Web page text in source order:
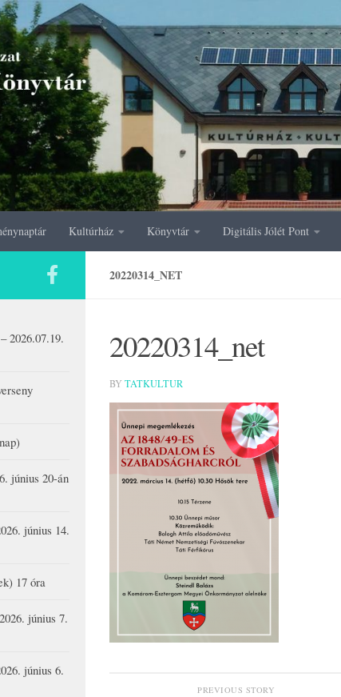
Kultúrház Könyvtár Digitális Jólét Pont
20220314_NET
20220314_net
BY TATKULTUR
PREVIOUS STORY
2026.07.19.
június 20-án
június 14.
17 óra
június 7.
június 6.